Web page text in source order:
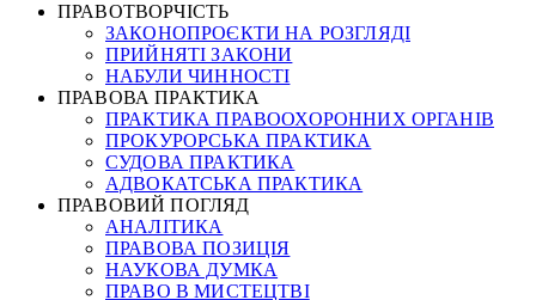
ПРАВОТВОРЧІСТЬ
ЗАКОНОПРОЄКТИ НА РОЗГЛЯДІ
ПРИЙНЯТІ ЗАКОНИ
НАБУЛИ ЧИННОСТІ
ПРАВОВА ПРАКТИКА
ПРАКТИКА ПРАВООХОРОННИХ ОРГАНІВ
ПРОКУРОРСЬКА ПРАКТИКА
СУДОВА ПРАКТИКА
АДВОКАТСЬКА ПРАКТИКА
ПРАВОВИЙ ПОГЛЯД
АНАЛІТИКА
ПРАВОВА ПОЗИЦІЯ
НАУКОВА ДУМКА
ПРАВО В МИСТЕЦТВІ